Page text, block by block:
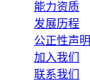
能力资质
发展历程
公正性声明
加入我们
联系我们